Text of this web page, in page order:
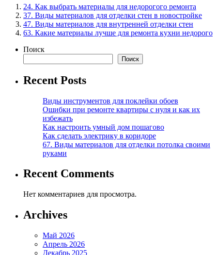
24. Как выбрать материалы для недорогого ремонта
37. Виды материалов для отделки стен в новостройке
47. Виды материалов для внутренней отделки стен
63. Какие материалы лучше для ремонта кухни недорого
Поиск
Поиск
Recent Posts
Виды инструментов для поклейки обоев
Ошибки при ремонте квартиры с нуля и как их
избежать
Как настроить умный дом пошагово
Как сделать электрику в коридоре
67. Виды материалов для отделки потолка своими
руками
Recent Comments
Нет комментариев для просмотра.
Archives
Май 2026
Апрель 2026
Декабрь 2025